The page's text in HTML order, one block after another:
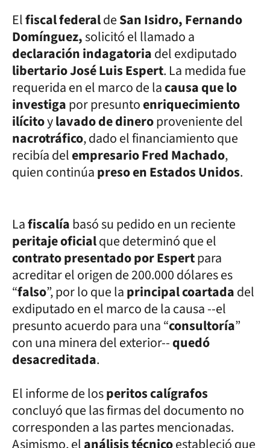
Elfiscal federaldeSan Isidro, Fernando
Domínguez,solicitó el llamado a
declaración indagatoriadel exdiputado
libertario José Luis Espert. La medida fue
requerida en el marco de lacausa que lo
investigapor presuntoenriquecimiento
ilícitoylavado de dineroproveniente del
nacrotráfico, dado el financiamiento que
recibía delempresario Fred Machado,
quien continúapreso en Estados Unidos.
Lafiscalíabasó su pedido en un reciente
peritaje oficialque determinó que el
contrato presentado por Espertpara
acreditar el origen de 200.000 dólares es
“falso”, por lo que laprincipal coartadadel
exdiputado en el marco de la causa --el
presunto acuerdo para una “consultoría”
con una minera del exterior--quedó
desacreditada.
El informe de losperitos calígrafos
concluyó que las firmas del documento no
corresponden a las partes mencionadas.